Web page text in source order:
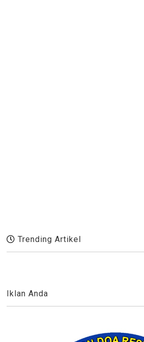
Trending Artikel
Iklan Anda